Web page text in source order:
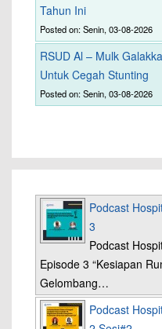
Tahun Ini
Posted on: Senin, 03-08-2026
RSUD Al – Mulk
Untuk Cegah Stunting
Posted on: Senin, 03-08-2026
Podcast
3
Podcast
Episode 3 “Kesiapan
Gelombang…
Podcast